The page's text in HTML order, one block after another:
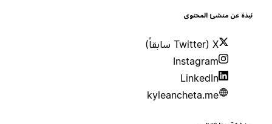
عن منشئ المحتوى
Instagram
LinkedIn
kyleancheta.me